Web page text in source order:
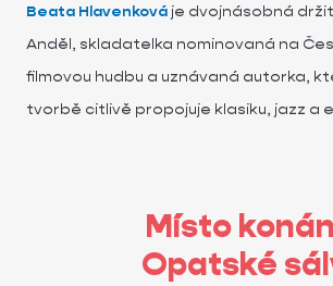
Beata Hlavenková je dvojnásobná
Anděl, skladatelka nominovaná na
filmovou hudbu a uznávaná autorka,
tvorbě citlivě propojuje klasiku, jazz a
Místo
Opatské